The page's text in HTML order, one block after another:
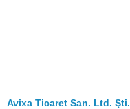
Avixa Ticaret San. Ltd. Şti.